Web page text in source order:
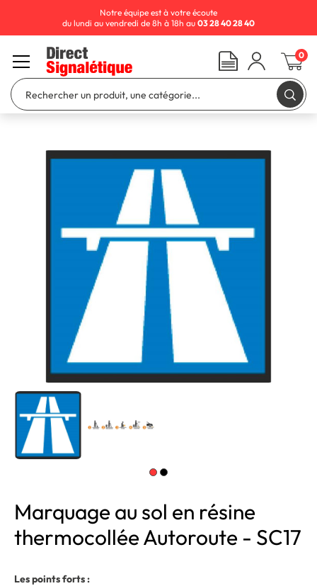
Marquage au sol en résine
thermocollée Autoroute - SC17
Les points forts :
Notre équipe est à votre écoute
du lundi au vendredi de 8h à 18h au 03 28 40 28 40
0